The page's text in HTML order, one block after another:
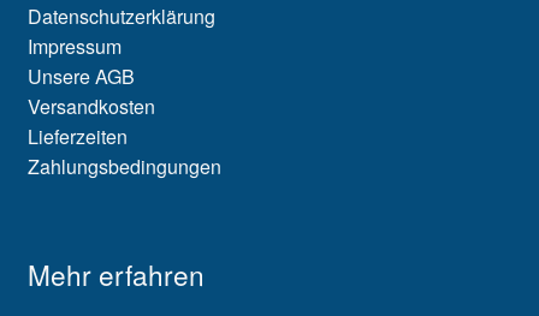
Datenschutzerklärung
Impressum
Unsere AGB
Versandkosten
Lieferzeiten
Zahlungsbedingungen
Mehr erfahren